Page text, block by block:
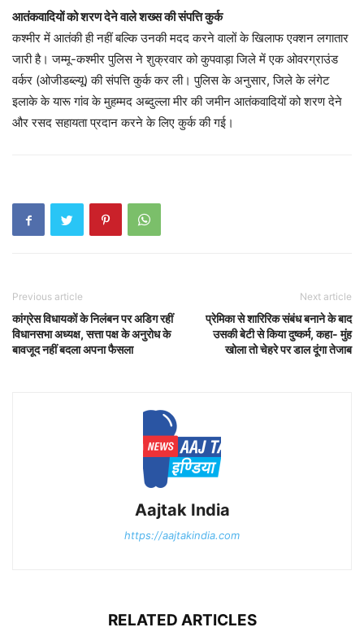
आतंकवादियों को शरण देने वाले शख्स की संपत्ति कुर्क
कश्मीर में आतंकी ही नहीं बल्कि उनकी मदद करने वालों के खिलाफ एक्शन लगातार
जारी है। जम्मू-कश्मीर पुलिस ने शुक्रवार को कुपवाड़ा जिले में एक ओवरग्राउंड
वर्कर (ओजीडब्ल्यू) की संपत्ति कुर्क कर ली। पुलिस के अनुसार, जिले के लंगेट
इलाके के यारू गांव के मुहम्मद अब्दुल्ला मीर की जमीन आतंकवादियों को शरण देने
और रसद सहायता प्रदान करने के लिए कुर्क की गई।
Previous article
कांग्रेस विधायकों के निलंबन पर अडिग रहीं
विधानसभा अध्यक्ष, सत्ता पक्ष के अनुरोध के
बावजूद नहीं बदला अपना फैसला
Next article
प्रेमिका से शारिरिक संबंध बनाने के बाद
उसकी बेटी से किया दुष्कर्म, कहा- मुंह
खोला तो चेहरे पर डाल दूंगा तेजाब
Aajtak India
https://aajtakindia.com
RELATED ARTICLES